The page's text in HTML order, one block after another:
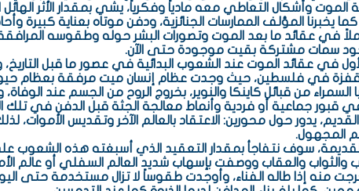
الموت وأشكال التعاطي معه مادياً وفكرياً، يشي بمقدار الأثر
كما يخبرنا المؤلف الممارسات الجنائزية، ودفن موتاه بعناية كبيرة
في عقائد ما بعد الموت وتصورات البشر حوله وطقوسه
سمات مشتركة بقيت موجودة حتى الآن.
في عقائد الموت عند الشعوب البدائية في عصور ما قبل
في فلسطين، حيث وجدت عظام إنسان ميت مرفقة بعظام
من قبائل كاينكا والنوير، بخروج الروح من الجسم عند
قبور جماعية أو فردية وأنماط معالجة الجثة قبل الدفن في تلك
القديم، يدور حول محورين: الاعتقاد بالعالم الآخر وتقديس
المجهول.
سوف نتفاجأ بمقدار التعقيد الذي أسبغته هذه الشعوب على
والعقاب ووصفت بإسهاب شديد العالم السفلي أو عالم
منه إذا طاله الفناء، وأوجدت طقوساً لا تزال مستخدمة حتى